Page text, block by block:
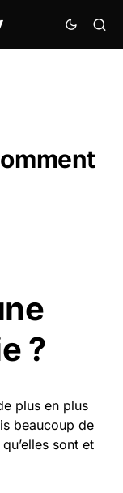
?
plus en plus
beaucoup de
sont et